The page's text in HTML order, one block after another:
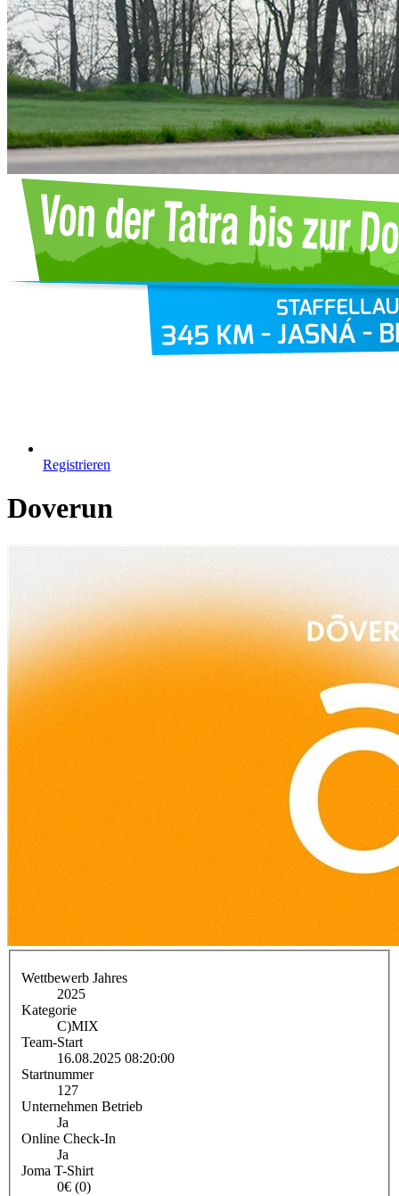
Registrieren
Doverun
Wettbewerb Jahres
2025
Kategorie
C)MIX
Team-Start
16.08.2025 08:20:00
Startnummer
127
Unternehmen Betrieb
Ja
Online Check-In
Ja
Joma T-Shirt
0€ (0)